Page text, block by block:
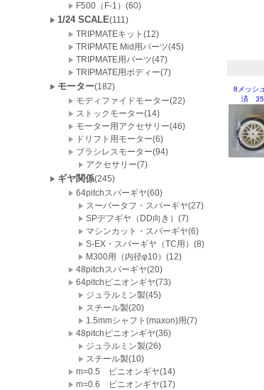
F500（F-1）(60)
1/24 SCALE(111)
TRIPMATEキット(12)
TRIPMATE Mid用パーツ(45)
TRIPMATE用パーツ(47)
TRIPMATE用ボディー(7)
モーター(182)
モディファイドモーター(22)
ストックモーター(14)
モーター用アクセサリー(46)
ドリフト用モーター(6)
ブラシレスモーター(94)
アクセサリー(7)
ギヤ関係(245)
64pitchスパーギヤ(60)
スーパータフ・スパーギヤ(27)
SPデフギヤ（DD向き）(7)
マシンカット・スパーギヤ(6)
S-EX・スパーギヤ（TC用）(8)
M300用（内径φ10）(12)
48pitchスパーギヤ(20)
64pitchピニオンギヤ(73)
ジュラルミン製(45)
スチール製(20)
1.5mmシャフト(maxon)用(7)
48pitchピニオンギヤ(36)
ジュラルミン製(26)
スチール製(10)
m=0.5 ピニオンギヤ(14)
m=0.6 ピニオンギヤ(17)
8メッシ
済 35